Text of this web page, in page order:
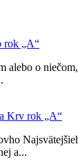
rok „A“
alebo o
Krv rok „A“
a...